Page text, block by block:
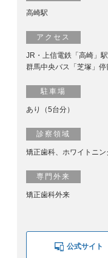
高崎駅
アクセス
JR・上信電鉄「高崎」
群馬中央バス「芝塚」
駐車場
あり（5台分）
診察領域
矯正歯科、ホワイトニン
専門外来
矯正歯科外来
公式サイト